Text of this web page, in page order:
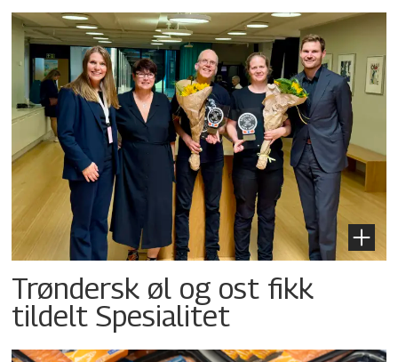
Trøndersk øl og ost fikk
tildelt Spesialitet